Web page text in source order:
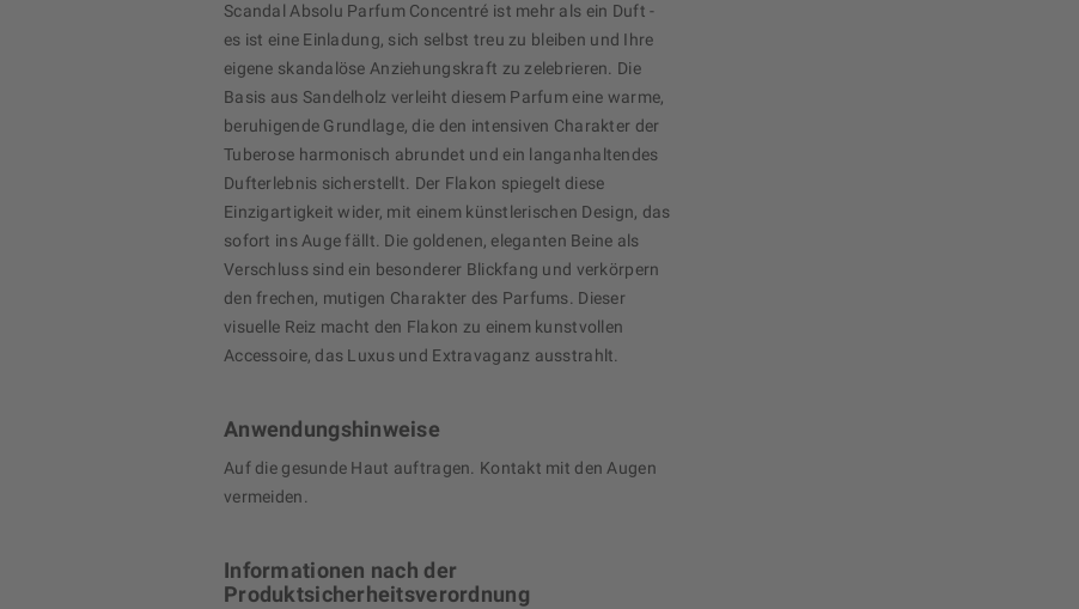
Scandal Absolu Parfum Concentré ist mehr als ein Duft -
es ist eine Einladung, sich selbst treu zu bleiben und Ihre
eigene skandalöse Anziehungskraft zu zelebrieren. Die
Basis aus Sandelholz verleiht diesem Parfum eine warme,
beruhigende Grundlage, die den intensiven Charakter der
Tuberose harmonisch abrundet und ein langanhaltendes
Dufterlebnis sicherstellt. Der Flakon spiegelt diese
Einzigartigkeit wider, mit einem künstlerischen Design, das
sofort ins Auge fällt. Die goldenen, eleganten Beine als
Verschluss sind ein besonderer Blickfang und verkörpern
den frechen, mutigen Charakter des Parfums. Dieser
visuelle Reiz macht den Flakon zu einem kunstvollen
Accessoire, das Luxus und Extravaganz ausstrahlt.
Anwendungshinweise
Auf die gesunde Haut auftragen. Kontakt mit den Augen
vermeiden.
Informationen nach der
Produktsicherheitsverordnung